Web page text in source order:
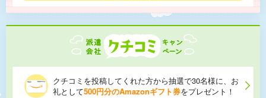
クチコミを投稿してくれた方から抽選で30名様に、お
礼として500円分のAmazonギフト券をプレゼント！